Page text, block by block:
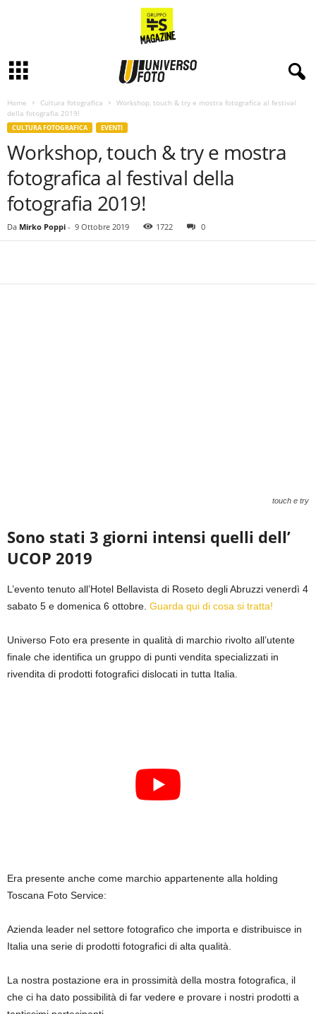
Home Cultura fotografica
Workshop, touch & try e mostra fotografica al festival
della fotografia 2019!
CULTURA FOTOGRAFICA EVENTI
Workshop, touch & try e mostra
fotografica al festival della
fotografia 2019!
Da Mirko Poppi - 9 Ottobre 2019 1722 0
touch e try
Sono stati 3 giorni intensi quelli dell’
UCOP 2019
L’evento tenuto all’Hotel Bellavista di Roseto degli Abruzzi venerdì 4
sabato 5 e domenica 6 ottobre. Guarda qui di cosa si tratta!
Universo Foto era presente in qualità di marchio rivolto all’utente
finale che identifica un gruppo di punti vendita specializzati in
rivendita di prodotti fotografici dislocati in tutta Italia.
Era presente anche come marchio appartenente alla holding
Toscana Foto Service:
Azienda leader nel settore fotografico che importa e distribuisce in
Italia una serie di prodotti fotografici di alta qualità.
La nostra postazione era in prossimità della mostra fotografica, il
che ci ha dato possibilità di far vedere e provare i nostri prodotti a